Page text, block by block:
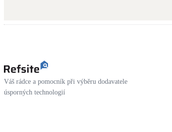
Váš rádce a pomocník při výběru dodavatele
úsporných technologií